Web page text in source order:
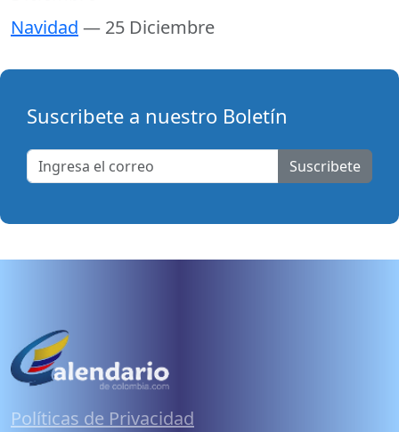
Navidad — 25 Diciembre
Suscribete a nuestro Boletín
Suscribete
Políticas de Privacidad